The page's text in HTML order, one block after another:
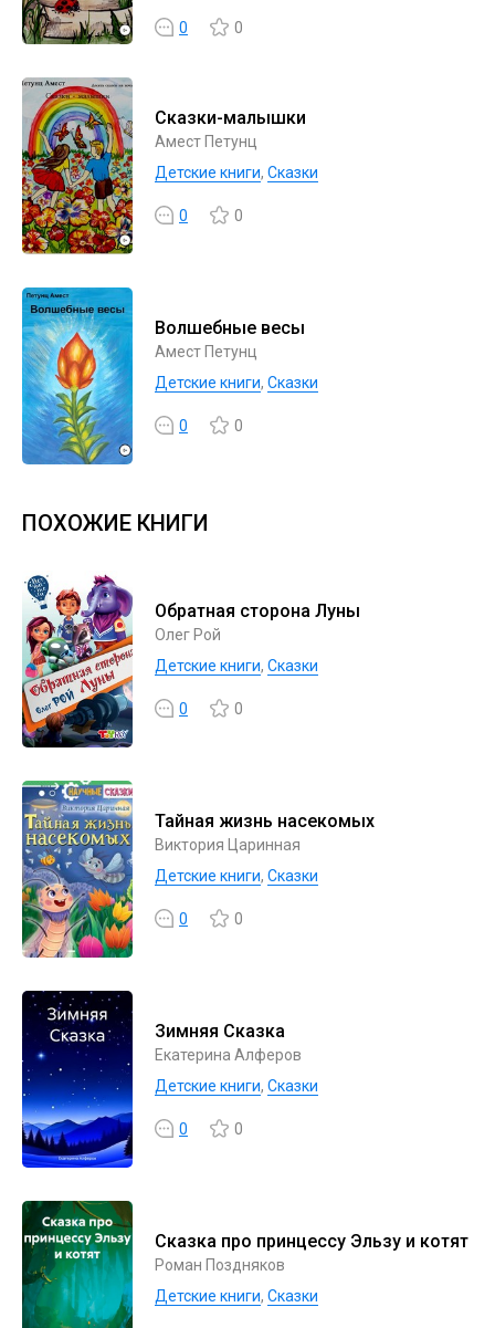
0 0
Сказки-малышки
Амест Петунц
Детские книги, Сказки
0 0
Волшебные весы
Амест Петунц
Детские книги, Сказки
0 0
ПОХОЖИЕ КНИГИ
Обратная сторона Луны
Олег Рой
Детские книги, Сказки
0 0
Тайная жизнь насекомых
Виктория Царинная
Детские книги, Сказки
0 0
Зимняя Сказка
Екатерина Алферов
Детские книги, Сказки
0 0
Сказка про принцессу Эльзу и котят
Роман Поздняков
Детские книги, Сказки